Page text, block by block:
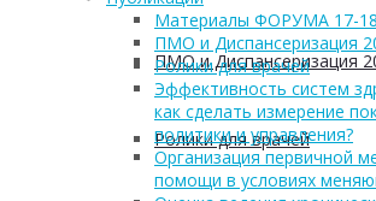
ПМО и Диспансеризация
Ролики для врачей
Материалы ФОРУМА 17-
ПМО и Диспансеризация
Ролики для врачей
Эффективность систем
как сделать измерение
политики и управления?
Организация первичной
помощи в условиях